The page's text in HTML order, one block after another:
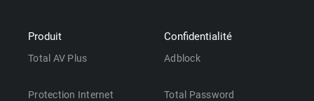
Produit
Total AV Plus
Protection Internet
Confidentialité
Adblock
Total Password